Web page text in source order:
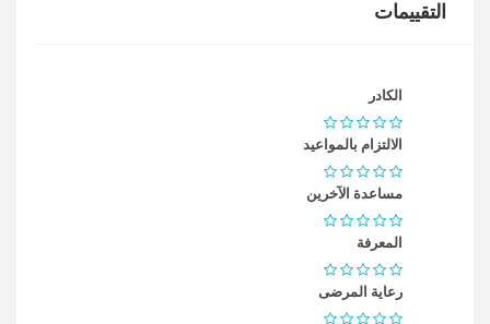
التقييمات
الكادر
الالتزام بالمواعيد
مساعدة الآخرين
المعرفة
رعاية المرضى